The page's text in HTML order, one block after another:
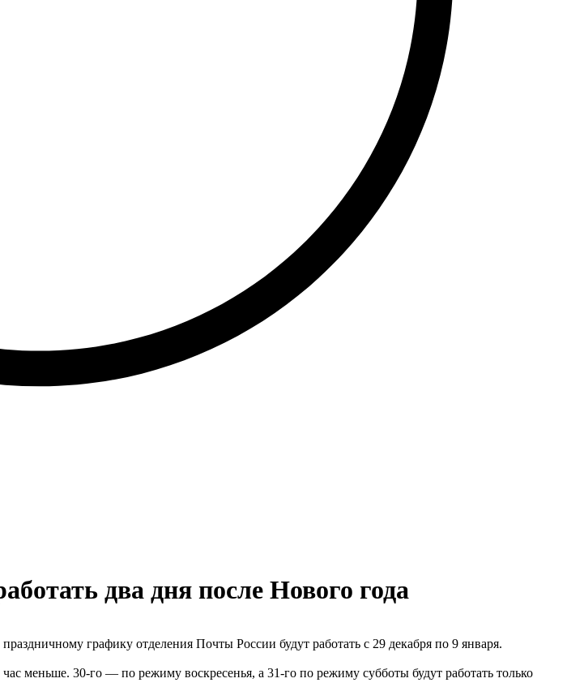
два дня после Нового года
графику отделения Почты России будут работать с 29 декабря по 9 января.
меньше. 30-го — по режиму воскресенья, а 31-го по режиму субботы будут работать только